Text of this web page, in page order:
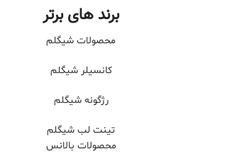
برند های برتر
محصولات شیگلم
کانسیلر شیگلم
رژگونه شیگلم
تینت لب شیگلم
محصولات بالانس